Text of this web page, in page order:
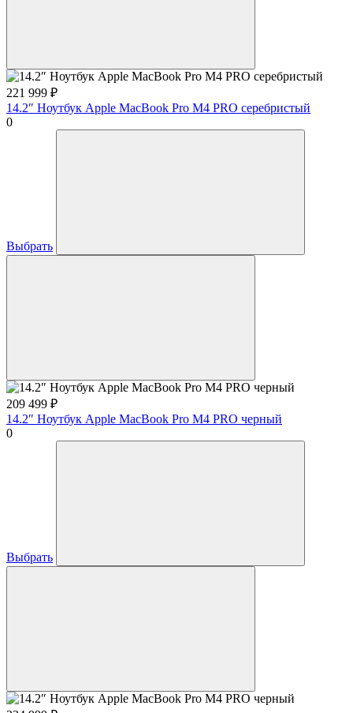
221 999 ₽
14.2″ Ноутбук Apple MacBook Pro M4 PRO серебристый
0
Выбрать
209 499 ₽
14.2″ Ноутбук Apple MacBook Pro M4 PRO черный
0
Выбрать